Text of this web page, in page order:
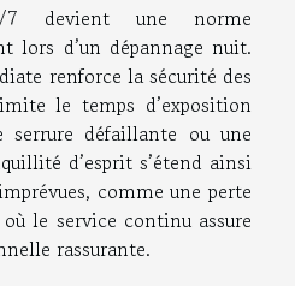
devient une norme
lors d’un dépannage nuit.
renforce la sécurité des
le temps d’exposition
serrure défaillante ou une
d’esprit s’étend ainsi
comme une perte
le service continu assure
rassurante.